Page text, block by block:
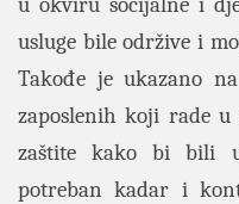
usluge bile održive i
Takođe je ukazano
zaposlenih koji rade u
zaštite kako bi bili u
potreban kadar i